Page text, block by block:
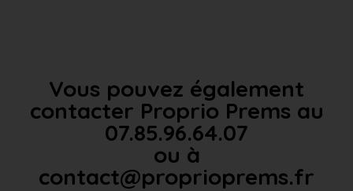
Vous pouvez également
contacter Proprio Prems au
07.85.96.64.07
ou à
contact@proprioprems.fr